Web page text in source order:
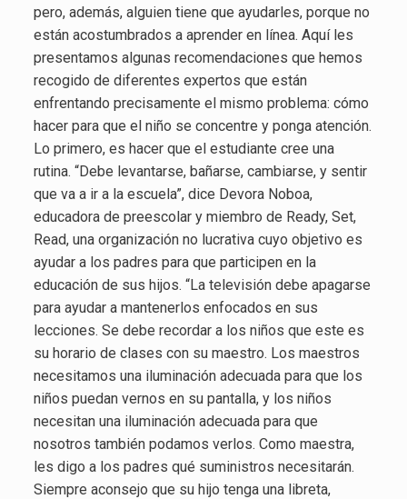
pero, además, alguien tiene que ayudarles, porque no
están acostumbrados a aprender en línea. Aquí les
presentamos algunas recomendaciones que hemos
recogido de diferentes expertos que están
enfrentando precisamente el mismo problema: cómo
hacer para que el niño se concentre y ponga atención.
Lo primero, es hacer que el estudiante cree una
rutina. “Debe levantarse, bañarse, cambiarse, y sentir
que va a ir a la escuela”, dice Devora Noboa,
educadora de preescolar y miembro de Ready, Set,
Read, una organización no lucrativa cuyo objetivo es
ayudar a los padres para que participen en la
educación de sus hijos. “La televisión debe apagarse
para ayudar a mantenerlos enfocados en sus
lecciones. Se debe recordar a los niños que este es
su horario de clases con su maestro. Los maestros
necesitamos una iluminación adecuada para que los
niños puedan vernos en su pantalla, y los niños
necesitan una iluminación adecuada para que
nosotros también podamos verlos. Como maestra,
les digo a los padres qué suministros necesitarán.
Siempre aconsejo que su hijo tenga una libreta,